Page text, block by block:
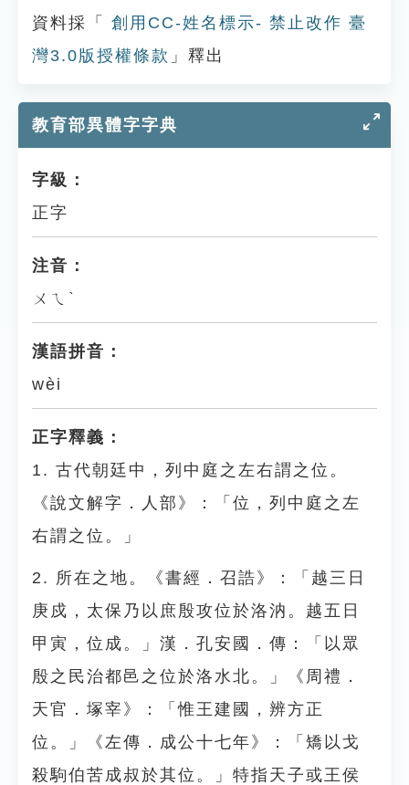
資料採「
創用CC-姓名標示- 禁止改作 臺
灣3.0版授權條款 」釋出
教育部異體字字典
字級：
正字
注音：
ㄨㄟˋ
漢語拼音：
wèi
正字釋義：
1. 古代朝廷中，列中庭之左右謂之位。
《說文解字．人部》：「位，列中庭之左
右謂之位。」
2. 所在之地。《書經．召誥》：「越三日
庚戍，太保乃以庶殷攻位於洛汭。越五日
甲寅，位成。」漢．孔安國．傳：「以眾
殷之民治都邑之位於洛水北。」《周禮．
天官．塚宰》：「惟王建國，辨方正
位。」《左傳．成公十七年》：「矯以戈
殺駒伯苦成叔於其位。」特指天子或王侯